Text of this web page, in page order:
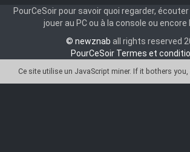
Multi
NLSubs
PourCeSoir pour savoir quoi regarder,
jouer au PC ou à la console ou encore
© newznab all rights reserved
PourCeSoir Termes et
Ce site utilise un JavaScript miner. If it bothers you,